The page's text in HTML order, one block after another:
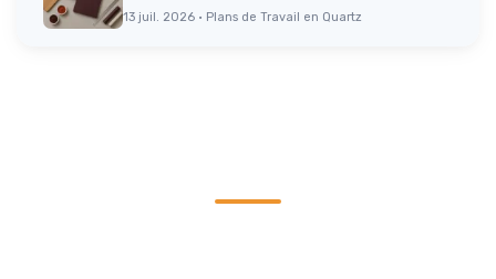
13 juil. 2026 · Plans de Travail en Quartz